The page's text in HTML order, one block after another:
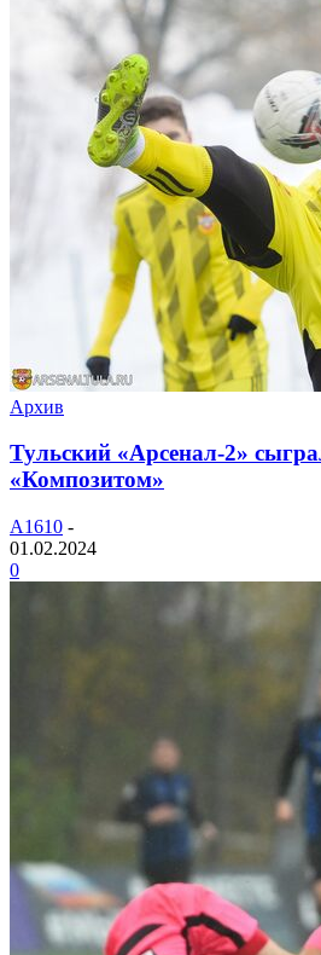
Архив
Тульский «Арсенал-2»
«Композитом»
A1610 -
01.02.2024
0